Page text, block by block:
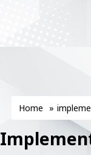
Home »